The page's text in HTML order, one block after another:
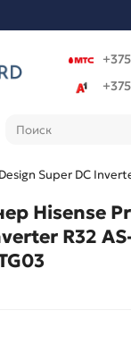
Super DC
Hisense
R32